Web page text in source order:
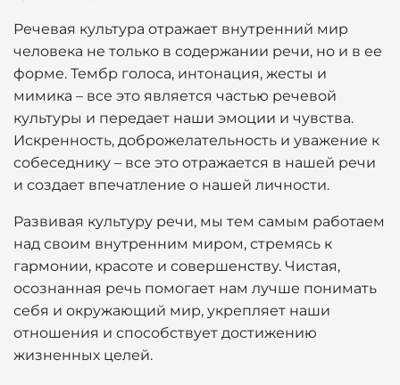
Речевая культура отражает внутренний мир
человека не только в содержании речи, но и в ее
форме. Тембр голоса, интонация, жесты и
мимика – все это является частью речевой
культуры и передает наши эмоции и чувства.
Искренность, доброжелательность и уважение к
собеседнику – все это отражается в нашей речи
и создает впечатление о нашей личности.
Развивая культуру речи, мы тем самым работаем
над своим внутренним миром, стремясь к
гармонии, красоте и совершенству. Чистая,
осознанная речь помогает нам лучше понимать
себя и окружающий мир, укрепляет наши
отношения и способствует достижению
жизненных целей.